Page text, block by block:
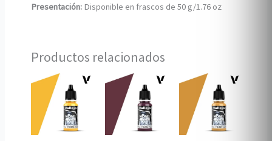
Presentación: Disponible en frascos de 50 g/1.76 oz
Productos relacionados